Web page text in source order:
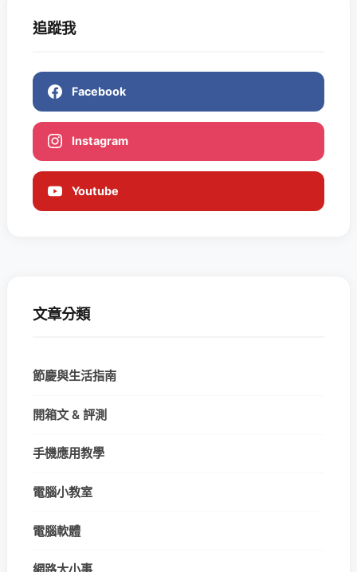
追蹤我
Facebook
Instagram
Youtube
文章分類
節慶與生活指南
開箱文 & 評測
手機應用教學
電腦小教室
電腦軟體